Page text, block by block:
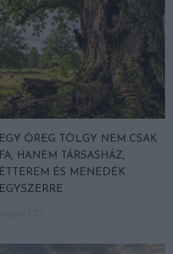
EGY ÖREG TÖLGY NEM CSAK
FA, HANEM TÁRSASHÁZ,
ÉTTEREM ÉS MENEDÉK
EGYSZERRE